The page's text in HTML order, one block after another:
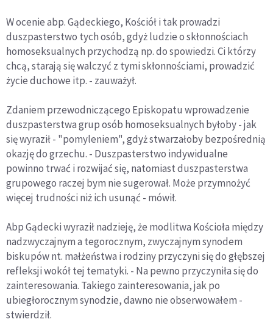
W ocenie abp. Gądeckiego, Kościół i tak prowadzi
duszpasterstwo tych osób, gdyż ludzie o skłonnościach
homoseksualnych przychodzą np. do spowiedzi. Ci którzy
chcą, starają się walczyć z tymi skłonnościami, prowadzić
życie duchowe itp. - zauważył.
Zdaniem przewodniczącego Episkopatu wprowadzenie
duszpasterstwa grup osób homoseksualnych byłoby - jak
się wyraził - "pomyleniem", gdyż stwarzałoby bezpośrednią
okazję do grzechu. - Duszpasterstwo indywidualne
powinno trwać i rozwijać się, natomiast duszpasterstwa
grupowego raczej bym nie sugerował. Może przymnożyć
więcej trudności niż ich usunąć - mówił.
Abp Gądecki wyraził nadzieję, że modlitwa Kościoła między
nadzwyczajnym a tegorocznym, zwyczajnym synodem
biskupów nt. małżeństwa i rodziny przyczyni się do głębszej
refleksji wokół tej tematyki. - Na pewno przyczyniła się do
zainteresowania. Takiego zainteresowania, jak po
ubiegłorocznym synodzie, dawno nie obserwowałem -
stwierdził.